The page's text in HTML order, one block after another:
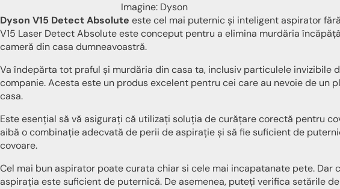
Imagine: Dyson
Dyson V15 Detect Absolute este cel mai puternic și inteligent aspirator
V15 Laser Detect Absolute este conceput pentru a elimina murdăria
cameră din casa dumneavoastră.
Va îndepărta tot praful și murdăria din casa ta, inclusiv particulele invizibile
companie. Acesta este un produs excelent pentru cei care au nevoie de un
casa.
Este esențial să vă asigurați că utilizați soluția de curățare corectă pentru
aibă o combinație adecvată de perii de aspirație și să fie suficient de
covoare.
Cel mai bun aspirator poate curata chiar si cele mai incapatanate pete. Dar
aspirația este suficient de puternică. De asemenea, puteți verifica setările